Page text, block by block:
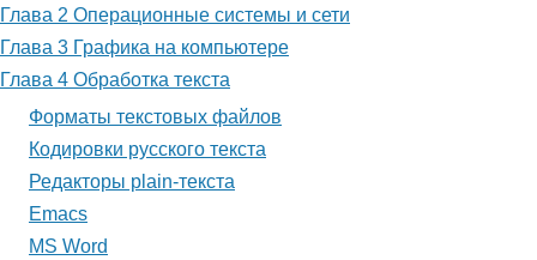
русского
текста
Глава 2 Операционные системы и сети
Глава 3 Графика на компьютере
Глава 4 Обработка текста
Форматы текстовых файлов
Кодировки русского текста
Редакторы plain-текста
Emacs
MS Word